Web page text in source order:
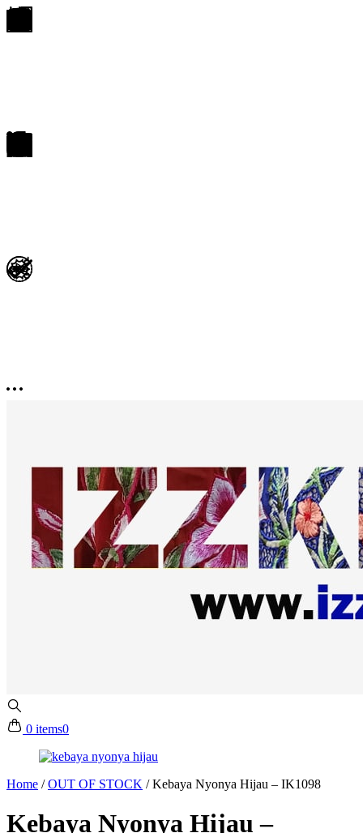
0 items0
Home /OUT OF STOCK /Kebaya Nyonya Hijau – IK1098
Kebaya Nyonya Hijau –